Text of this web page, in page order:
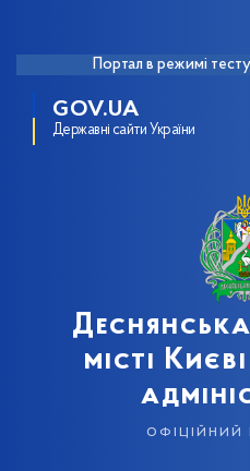
Портал в режимі
GOV.UA
Державні сайти України
місті
офіційний